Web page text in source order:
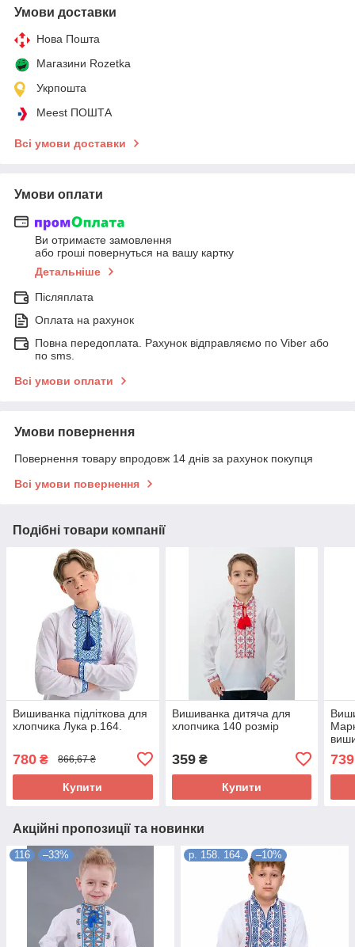
Умови доставки
Нова Пошта
Магазини Rozetka
Укрпошта
Meest ПОШТА
Всі умови доставки
Умови оплати
Ви отримаєте замовлення
або гроші повернуться на вашу картку
Детальніше
Післяплата
Оплата на рахунок
Повна передоплата. Рахунок відправляємо по Viber або
по sms.
Всі умови оплати
Умови повернення
Повернення товару впродовж 14 днів за рахунок покупця
Всі умови повернення
Подібні товари компанії
Вишиванка підліткова для
хлопчика Лука р.164.
780 ₴ 866,67 ₴
Купити
Вишиванка дитяча для
хлопчика 140 розмір
359₴
Купити
739
Акційні пропозиції та новинки
116 –33% р. 158. 164. –10%